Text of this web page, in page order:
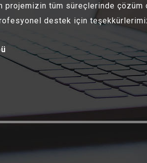
projemizin tüm süreçlerinde çözüm
destek için